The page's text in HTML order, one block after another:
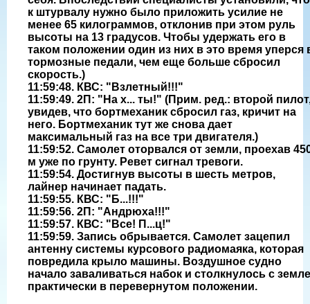
к штурвалу нужно было приложить усилие не
менее 65 килограммов, отклонив при этом руль
высоты на 13 градусов. Чтобы удержать его в
таком положении один из них в это время уперся
тормозные педали, чем еще больше сбросил
скорость.)
11:59:48. КВС: "Взлетный!!!"
11:59:49. 2П: "На х... ты!" (Прим. ред.: второй
увидев, что бортмеханик сбросил газ, кричит на
него. Бортмеханик тут же снова дает
максимальный газ на все три двигателя.)
11:59:52. Самолет оторвался от земли, проехав
м уже по грунту. Ревет сигнал тревоги.
11:59:54. Достигнув высоты в шесть метров,
лайнер начинает падать.
11:59:55. КВС: "Б...!!!"
11:59:56. 2П: "Андрюха!!!"
11:59:57. КВС: "Все! П...ц!"
11:59:59. Запись обрывается. Самолет зацепил
антенну системы курсового радиомаяка, которая
повредила крыло машины. Воздушное судно
начало заваливаться набок и столкнулось с
практически в перевернутом положении.